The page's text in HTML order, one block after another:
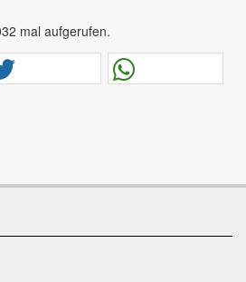
stehende Artikel ungeprüft sind.
Fahrzeugen und Maschinen
diese bereits einen nicht
erlitten haben.
hin, dass Gebote nur
bedingungslos akzeptieren.
in unseren
mal aufgerufen.